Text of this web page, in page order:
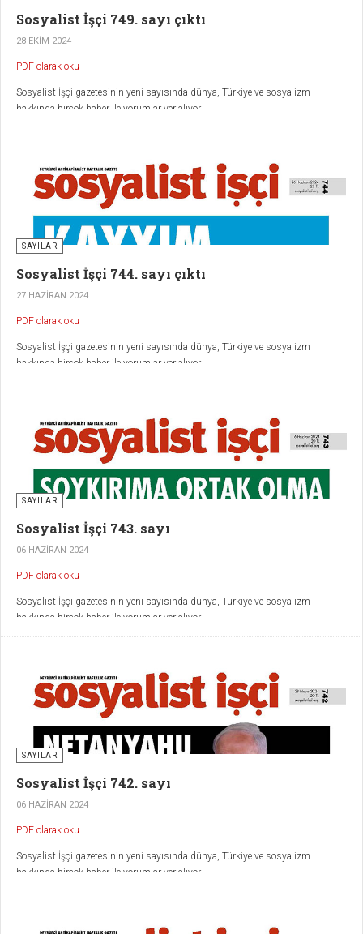
Sosyalist İşçi 749. sayı çıktı
28 EKIM 2024
PDF olarak oku
Sosyalist İşçi gazetesinin yeni sayısında dünya, Türkiye ve sosyalizm
hakkında birçok haber ile yorumlar yer alıyor.
SAYILAR
Sosyalist İşçi 744. sayı çıktı
27 HAZIRAN 2024
PDF olarak oku
Sosyalist İşçi gazetesinin yeni sayısında dünya, Türkiye ve sosyalizm
hakkında birçok haber ile yorumlar yer alıyor.
SAYILAR
Sosyalist İşçi 743. sayı
06 HAZIRAN 2024
PDF olarak oku
Sosyalist İşçi gazetesinin yeni sayısında dünya, Türkiye ve sosyalizm
hakkında birçok haber ile yorumlar yer alıyor.
SAYILAR
Sosyalist İşçi 742. sayı
06 HAZIRAN 2024
PDF olarak oku
Sosyalist İşçi gazetesinin yeni sayısında dünya, Türkiye ve sosyalizm
hakkında birçok haber ile yorumlar yer alıyor.